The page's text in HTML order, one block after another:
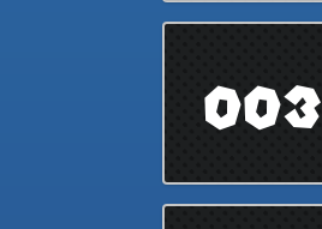
003